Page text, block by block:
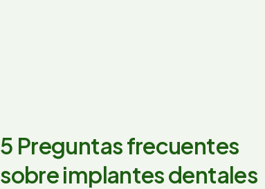
5 Preguntas frecuentes
sobre implantes dentales